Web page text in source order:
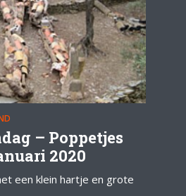
– Poppetjes
2020
een klein hartje en grote